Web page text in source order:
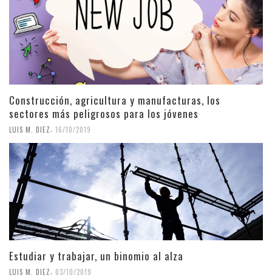
Construcción, agricultura y manufacturas, los
sectores más peligrosos para los jóvenes
LUIS M. DIEZ 16/10/2019
Estudiar y trabajar, un binomio al alza
LUIS M. DIEZ, 03/10/2019